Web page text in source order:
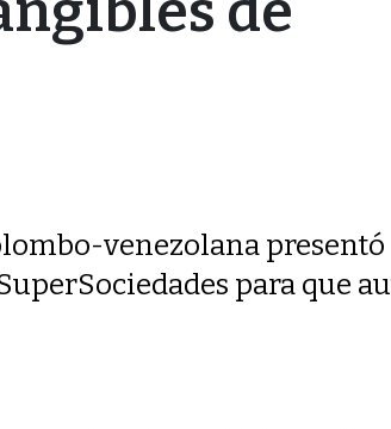
venezolana presentó
para que